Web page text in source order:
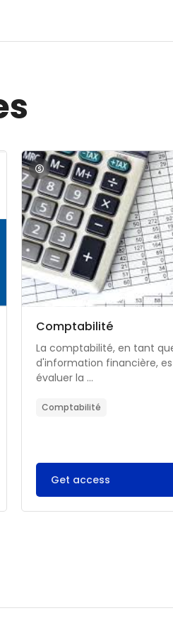
Image du cours
Catégorie de cours
Nom du cours
Comptabilité
Résumé du cours :
La comptabilité, en tant
d'information financière,
évaluer la ...
Comptabilité
Get access